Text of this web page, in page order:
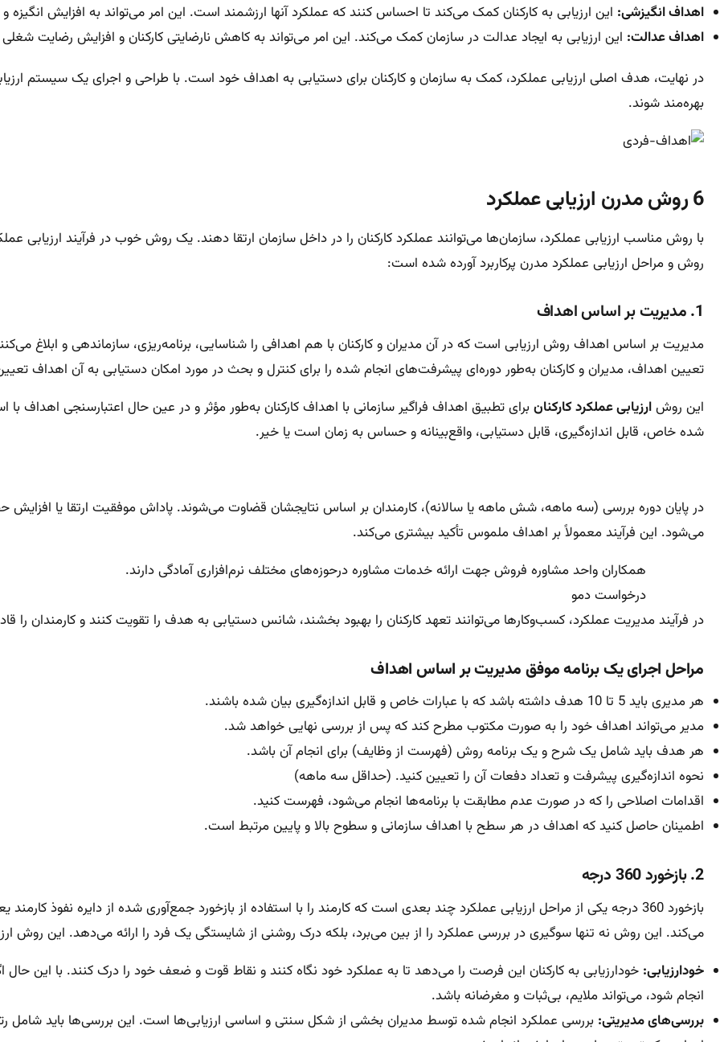
اهداف انگیزشی: این ارزیابی به کارکنان کمک می‌‎کند تا احساس کنند که عملکرد آنها ارزشمند است. این امر می‌تواند به افزایش انگیزه و تعهد کارکنان نیز کمک کند.
اهداف عدالت: این ارزیابی به ایجاد عدالت در سازمان کمک می‌کند. این امر می‌تواند به کاهش نارضایتی کارکنان و افزایش رضایت
در نهایت، هدف اصلی ارزیابی عملکرد، کمک به سازمان و کارکنان برای دستیابی به اهداف خود است. با طراحی و اجرای یک سیستم
بهره‌مند شوند.
6 روش مدرن ارزیابی عملکرد
روش و مراحل ارزیابی عملکرد مدرن پرکاربرد آورده شده است:
1. مدیریت بر اساس اهداف
مدیریت بر اساس اهداف روش ارزیابی است که در آن مدیران و کارکنان با هم اهدافی را شناسایی، برنامه‌ریزی، سازماندهی و ابلاغ
تعیین اهداف، مدیران و کارکنان به‌طور دوره‌ای پیشرفت‌های انجام شده را برای کنترل و بحث در مورد امکان دستیابی به آن اهداف
این روشارزیابی عملکرد کارکنانبرای تطبیق اهداف فراگیر سازمانی با اهداف کارکنان به‌طور مؤثر و در عین حال اعتبارسنجی اهداف
شده خاص، قابل اندازه‌گیری،‌ قابل دستیابی،‌ واقع‌بینانه و حساس به زمان است یا خیر.
در پایان دوره بررسی (سه ماهه، شش ماهه یا سالانه)، کارمندان بر اساس نتایجشان قضاوت می‌شوند. پاداش موفقیت ارتقا یا
می‌شود. این فرآیند معمولاً بر اهداف ملموس تأکید بیشتری می‌کند.
همکاران واحد مشاوره فروش جهت ارائه خدمات مشاوره درحوزه‌های مختلف نرم‌افزاری آمادگی دارند.
درخواست دمو
در فرآیند مدیریت عملکرد، کسب‌وکارها می‌توانند تعهد کارکنان را بهبود بخشند، شانس دستیابی به هدف را تقویت کنند و کارمندان را
مراحل اجرای یک برنامه موفق مدیریت بر اساس اهداف
هر مدیری باید 5 تا 10 هدف داشته باشد که با عبارات خاص و قابل اندازه‌گیری بیان شده باشند.
مدیر می‌تواند اهداف خود را به صورت مکتوب مطرح کند که پس از بررسی نهایی خواهد شد.
هر هدف باید شامل یک شرح و یک برنامه روش (فهرست از وظایف) برای انجام آن باشد.
نحوه اندازه‌گیری پیشرفت و تعداد دفعات آن را تعیین کنید. (حداقل سه ماهه)
اقدامات اصلاحی را که در صورت عدم مطابقت با برنامه‌ها انجام می‌شود، فهرست کنید.
اطمینان حاصل کنید که اهداف در هر سطح با اهداف سازمانی و سطوح بالا و پایین مرتبط است.
2. بازخورد 360 درجه
بازخورد 360 درجه یکی از مراحل ارزیابی عملکرد چند بعدی است که کارمند را با استفاده از بازخورد جمع‌آوری شده از دایره نفوذ
می‌کند. این روش نه تنها سوگیری در بررسی عملکرد را از بین می‌برد، بلکه درک روشنی از شایستگی یک فرد را ارائه می‌دهد. این روش ارزیابی دارای 4 جزء
خودارزیابی: خودارزیابی به کارکنان این فرصت را می‌دهد تا به عملکرد خود نگاه کنند و نقاط قوت و ضعف خود را درک کنند. با این حال
انجام شود، می‌تواند ملایم، بی‌ثبات و مغرضانه باشد.
بررسی‌های مدیریتی: بررسی عملکرد انجام شده توسط مدیران بخشی از شکل سنتی و اساسی ارزیابی‌ها است. این بررسی‌ها باید شامل